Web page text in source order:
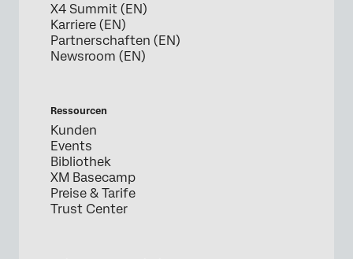
X4 Summit (EN)
Karriere (EN)
Partnerschaften (EN)
Newsroom (EN)
Ressourcen
Kunden
Events
Bibliothek
XM Basecamp
Preise & Tarife
Trust Center